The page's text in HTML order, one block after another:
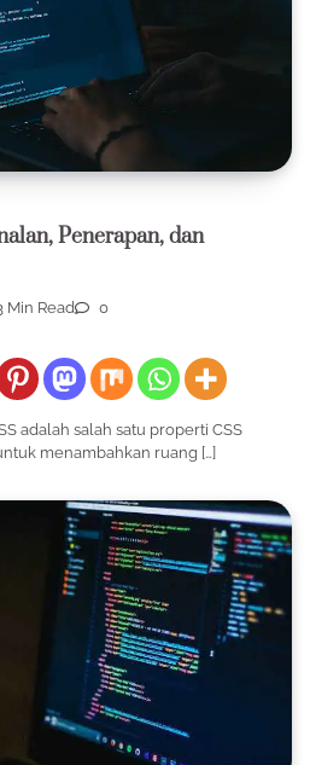
Penerapan, dan
Min Read
0
adalah salah satu properti CSS
menambahkan ruang […]